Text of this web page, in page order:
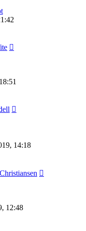
14:18
12:48